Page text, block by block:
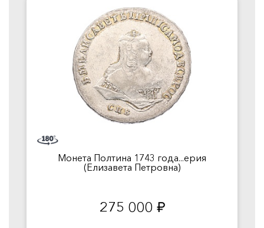
Монета Полтина 1743 года...ерия
(Елизавета Петровна)
275 000 руб.